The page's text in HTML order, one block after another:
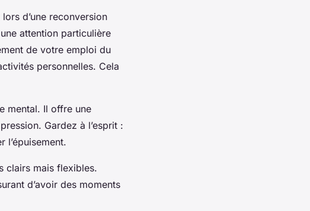
d’une reconversion
attention particulière
de votre emploi du
personnelles. Cela
mental. Il offre une
Gardez à l’esprit :
l’épuisement.
clairs mais flexibles.
d’avoir des moments